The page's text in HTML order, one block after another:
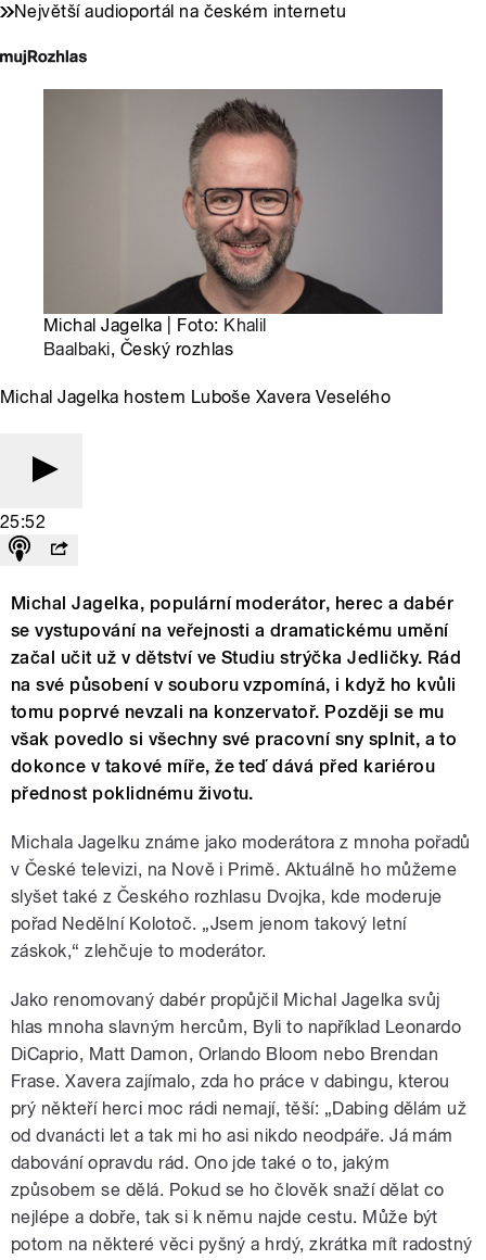
Největší audioportál na českém internetu
Michal Jagelka | Foto: Khalil
Baalbaki, Český rozhlas
Michal Jagelka hostem Luboše Xavera Veselého
25:52
Michal Jagelka, populární moderátor, herec a dabér
se vystupování na veřejnosti a dramatickému umění
začal učit už v dětství ve Studiu strýčka Jedličky. Rád
na své působení v souboru vzpomíná, i když ho kvůli
tomu poprvé nevzali na konzervatoř. Později se mu
však povedlo si všechny své pracovní sny splnit, a to
dokonce v takové míře, že teď dává před kariérou
přednost poklidnému životu.
Michala Jagelku známe jako moderátora z mnoha pořadů
v České televizi, na Nově i Primě. Aktuálně ho můžeme
slyšet také z Českého rozhlasu Dvojka, kde moderuje
pořad Nedělní Kolotoč. „Jsem jenom takový letní
záskok,“ zlehčuje to moderátor.
Jako renomovaný dabér propůjčil Michal Jagelka svůj
hlas mnoha slavným hercům, Byli to například Leonardo
DiCaprio, Matt Damon, Orlando Bloom nebo Brendan
Frase. Xavera zajímalo, zda ho práce v dabingu, kterou
prý někteří herci moc rádi nemají, těší: „Dabing dělám už
od dvanácti let a tak mi ho asi nikdo neodpáře. Já mám
dabování opravdu rád. Ono jde také o to, jakým
způsobem se dělá. Pokud se ho člověk snaží dělat co
nejlépe a dobře, tak si k němu najde cestu. Může být
potom na některé věci pyšný a hrdý, zkrátka mít radostný